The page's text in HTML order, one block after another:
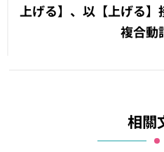
上げる】、以【上げる】
複合動
相關